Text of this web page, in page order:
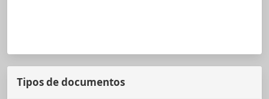
Tipos de documentos